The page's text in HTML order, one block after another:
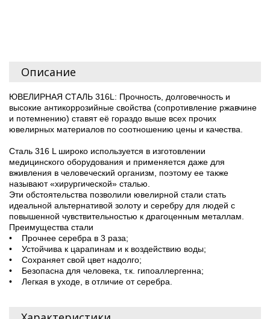
Описание
ЮВЕЛИРНАЯ СТАЛЬ 316L: Прочность, долговечность и
высокие антикоррозийные свойства (сопротивление ржавчине
и потемнению) ставят её гораздо выше всех прочих
ювелирных материалов по соотношению цены и качества.
Сталь 316 L широко используется в изготовлении
медицинского оборудования и применяется даже для
вживления в человеческий организм, поэтому ее также
называют «хирургической» сталью.
Эти обстоятельства позволили ювелирной стали стать
идеальной альтернативой золоту и серебру для людей с
повышенной чувствительностью к драгоценным металлам.
Преимущества стали
• Прочнее серебра в 3 раза;
• Устойчива к царапинам и к воздействию воды;
• Сохраняет свой цвет надолго;
• Безопасна для человека, т.к. гипоаллергенна;
• Легкая в уходе, в отличие от серебра.